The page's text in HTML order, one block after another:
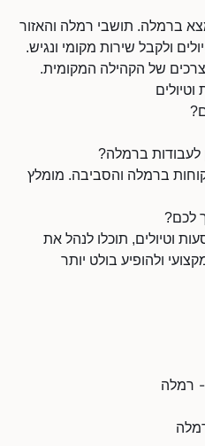
ברמלה. תושבי רמלה והאזור
ולקבל שירות מקומי ונגיש.
של הקהילה המקומית.
לעבודות ברמלה?
ברמלה והסביבה. מומלץ
לכם?
וטיולים, תוכלו לנהל את
ולהופיע בולט יותר